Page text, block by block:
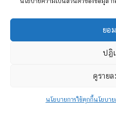
ยอ
ปฏิ
ดูรายล
นโยบายการใช้คุกกี้นโยบา